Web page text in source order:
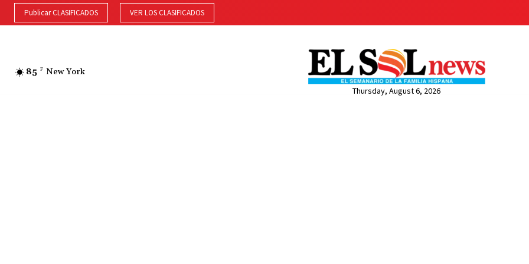
Publicar CLASIFICADOS VER LOS CLASIFICADOS
85 F New York
Thursday, August 6, 2026